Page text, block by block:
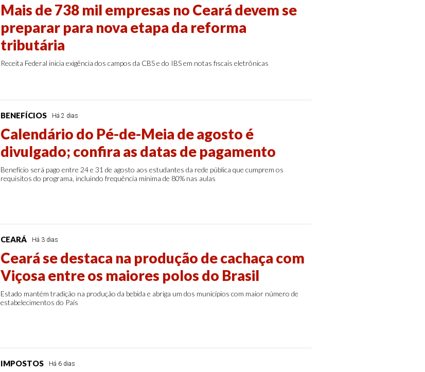
Mais de 738 mil empresas no Ceará devem se
preparar para nova etapa da reforma
tributária
Receita Federal inicia exigência dos campos da CBS e do IBS em notas fiscais eletrônicas
BENEFÍCIOS Há 2 dias
Calendário do Pé-de-Meia de agosto é
divulgado; confira as datas de pagamento
Benefício será pago entre 24 e 31 de agosto aos estudantes da rede pública que cumprem os
requisitos do programa, incluindo frequência mínima de 80% nas aulas
CEARÁ Há 3 dias
Ceará se destaca na produção de cachaça com
Viçosa entre os maiores polos do Brasil
Estado mantém tradição na produção da bebida e abriga um dos municípios com maior número de
estabelecimentos do País
IMPOSTOS Há 6 dias